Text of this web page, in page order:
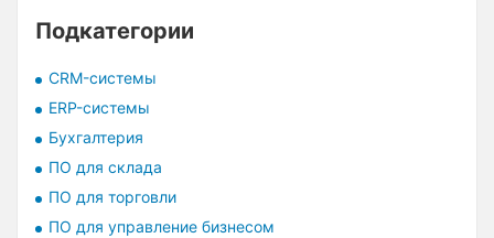
Подкатегории
CRM-системы
ERP-системы
Бухгалтерия
ПО для склада
ПО для торговли
ПО для управление бизнесом